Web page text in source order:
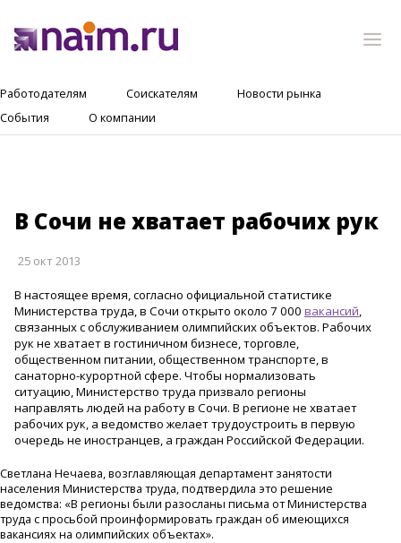
Работодателям Соискателям
Новости рынка
События
О компании
В Сочи не хватает рабочих рук
25 окт 2013
В настоящее время, согласно официальной статистике
Министерства труда, в Сочи открыто около 7 000 вакансий,
связанных с обслуживанием олимпийских объектов. Рабочих
рук не хватает в гостиничном бизнесе, торговле,
общественном питании, общественном транспорте, в
санаторно-курортной сфере. Чтобы нормализовать
ситуацию, Министерство труда призвало регионы
направлять людей на работу в Сочи. В регионе не хватает
рабочих рук, а ведомство желает трудоустроить в первую
очередь не иностранцев, а граждан Российской Федерации.
Светлана Нечаева, возглавляющая департамент занятости
населения Министерства труда, подтвердила это решение
ведомства: «В регионы были разосланы письма от Министерства
труда с просьбой проинформировать граждан об имеющихся
вакансиях на олимпийских объектах».